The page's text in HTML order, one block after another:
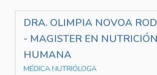
DRA. OLIMPIA NOVOA
- MAGISTER EN NUTRICIÓN
HUMANA
MÉDICA NUTRIÓLOGA